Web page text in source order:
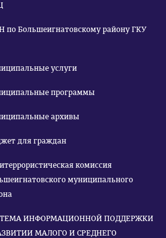
по Большеигнатовскому району ГКУ
услуги
программы
архивы
для граждан
комиссия
муниципального
ИНФОРМАЦИОННОЙ ПОДДЕРЖКИ
МАЛОГО И СРЕДНЕГО